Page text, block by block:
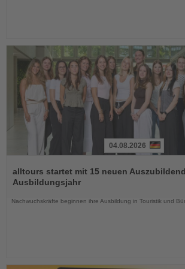
Sie
die
04.08.2026
alltours startet mit 15 neuen
Ausbildungsjahr
Nachwuchskräfte beginnen ihre Ausbildung in Touristik und